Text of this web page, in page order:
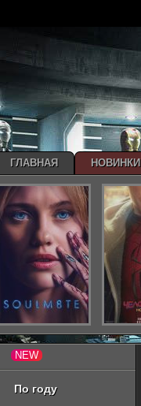
По году
ГЛАВНАЯ НОВИНКИ